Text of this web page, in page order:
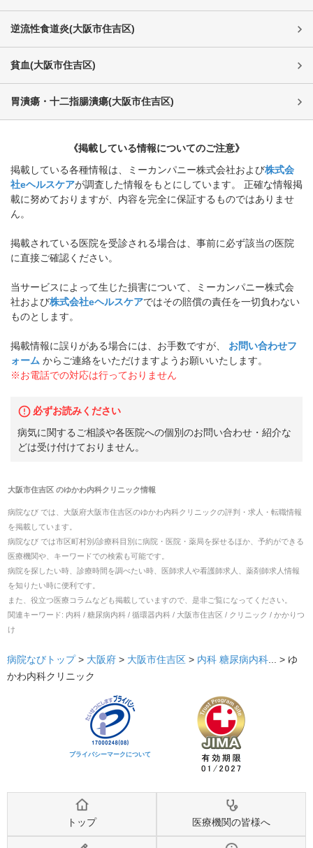
逆流性食道炎(大阪市住吉区)
貧血(大阪市住吉区)
胃潰瘍・十二指腸潰瘍(大阪市住吉区)
《掲載している情報についてのご注意》
掲載している各種情報は、ミーカンパニー株式会社および株式会
社eヘルスケアが調査した情報をもとにしています。 正確な情報掲
載に努めておりますが、内容を完全に保証するものではありませ
ん。
掲載されている医院を受診される場合は、事前に必ず該当の医院
に直接ご確認ください。
当サービスによって生じた損害について、ミーカンパニー株式会
社および株式会社eヘルスケアではその賠償の責任を一切負わない
ものとします。
掲載情報に誤りがある場合には、お手数ですが、
お問い合わせフ
ォーム からご連絡をいただけますようお願いいたします。
※お電話での対応は行っておりません
必ずお読みください
病気に関するご相談や各医院への個別のお問い合わせ・紹介な
どは受け付けておりません。
大阪市住吉区のゆかわ内科クリニック情報
病院なび では、 大阪府大阪市住吉区のゆかわ内科クリニックの評判・求人・転職情報
を掲載しています。
病院なび では市区町村別/診療科目別に病院・医院・薬局を探せるほか、予約ができる
医療機関や、キーワードでの検索も可能です。
病院を探したい時、診療時間を調べたい時、医師求人や看護師求人、薬剤師求人情報
を知りたい時に便利です。
また、役立つ医療コラムなども掲載していますので、是非ご覧になってください。
関連キーワード: 内科 / 糖尿病内科 / 循環器内科 / 大阪市住吉区 / クリニック / かかりつ
け
病院なびトップ> 大阪府 > 大阪市住吉区 > 内科 糖尿病内科 ... > ゆ
かわ内科クリニック
プライバシーマークについて
トップ 医療機関の皆様へ